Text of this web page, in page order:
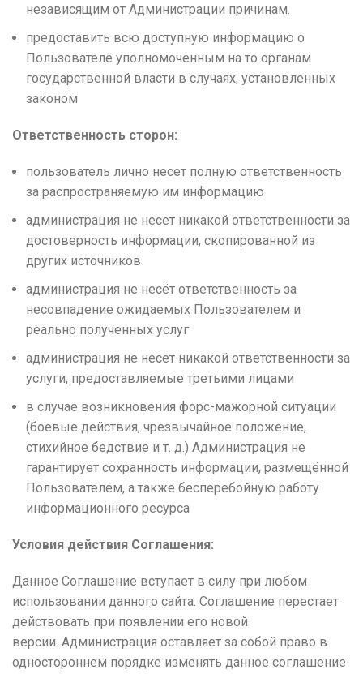
независящим от Администрации причинам.
предоставить всю доступную информацию о
Пользователе уполномоченным на то органам
государственной власти в случаях, установленных
законом
Ответственность сторон:
пользователь лично несет полную ответственность
за распространяемую им информацию
администрация не несет никакой ответственности за
достоверность информации, скопированной из
других источников
администрация не несёт ответственность за
несовпадение ожидаемых Пользователем и
реально полученных услуг
администрация не несет никакой ответственности за
услуги, предоставляемые третьими лицами
в случае возникновения форс-мажорной ситуации
(боевые действия, чрезвычайное положение,
стихийное бедствие и т. д.) Администрация не
гарантирует сохранность информации, размещённой
Пользователем, а также бесперебойную работу
информационного ресурса
Условия действия Соглашения:
Данное Соглашение вступает в силу при любом
использовании данного сайта. Соглашение перестает
действовать при появлении его новой
версии. Администрация оставляет за собой право в
одностороннем порядке изменять данное соглашение